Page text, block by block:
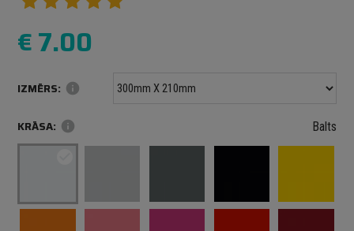
€7.00
IZMĒRS: info
KRĀSA: info Balts